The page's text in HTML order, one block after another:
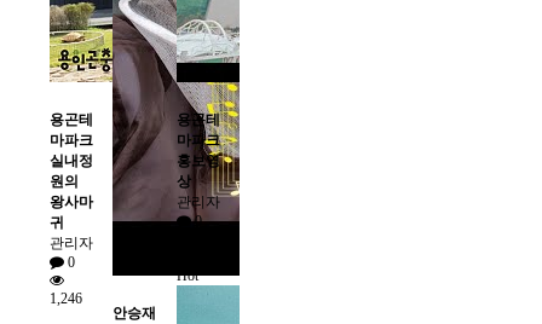
용곤테
마파크
실내정
원의
왕사마
귀
관리자
0
1,246
안승재
용곤테
마파크
홍보영
상
관리자
0
Hot